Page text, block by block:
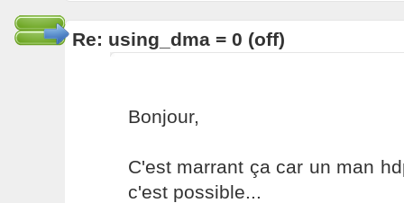
Re: using_dma = 0 (off)
Bonjour,
C'est marrant ça car un man
c'est possible...